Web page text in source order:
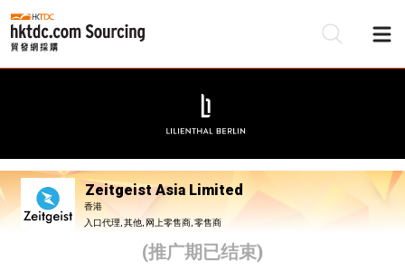
Zeitgeist Asia Limited
香港
入口代理, 其他, 网上零售商, 零售商
(推广期已结束)